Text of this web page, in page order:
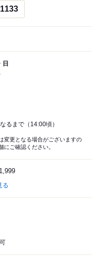
日
るまで（14:00頃）
変更となる場合がございますの
にご確認ください。
る